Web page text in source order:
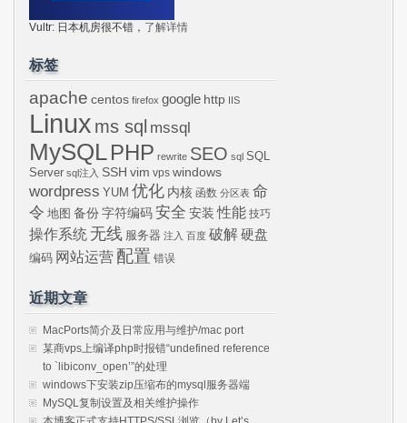
Vultr: 日本机房很不错， 了解详情
标签
apache centos firefox google http IIS
Linux ms sql mssql
MySQLPHP rewrite SEO sql SQL
Server sql注入 SSH vim vps windows
wordpress YUM 优化 内核 函数 分区表 命
令 地图 备份 字符编码 安全 安装 性能 技巧
操作系统 无线 服务器 注入 百度 破解硬盘
编码 网站运营 配置 错误
近期文章
MacPorts简介及日常应用与维护/mac port
某商vps上编译php时报错“undefined reference
to `libiconv_open’”的处理
windows下安装zip压缩布的mysql服务器端
MySQL复制设置及相关维护操作